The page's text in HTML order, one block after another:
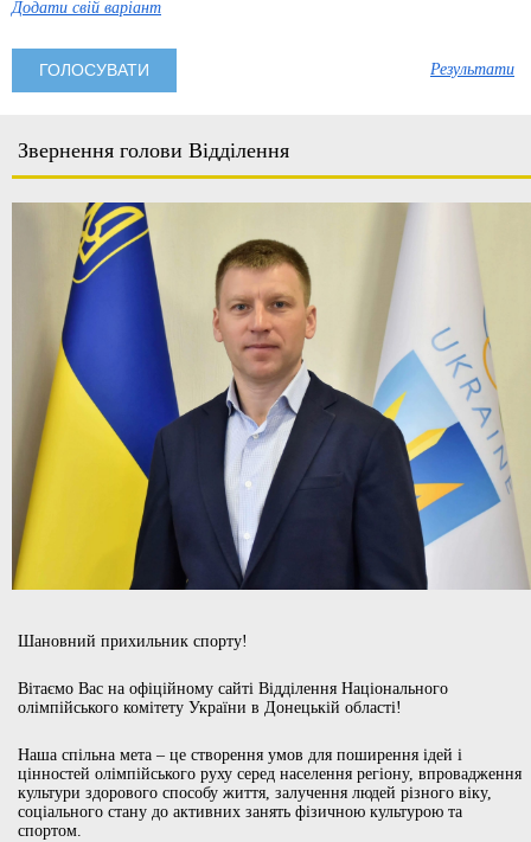
Додати свій варіант
Результати
Звернення голови Відділення
Шановний прихильник спорту!
Вітаємо Вас на офіційному сайті Відділення Національного
олімпійського комітету України в Донецькій області!
Наша спільна мета – це створення умов для поширення ідей і
цінностей олімпійського руху серед населення регіону, впровадження
культури здорового способу життя, залучення людей різного віку,
соціального стану до активних занять фізичною культурою та
спортом.